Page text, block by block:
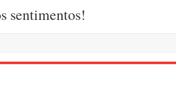
sentimentos!